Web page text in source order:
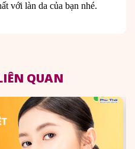
với làn da của bạn nhé.
QUAN